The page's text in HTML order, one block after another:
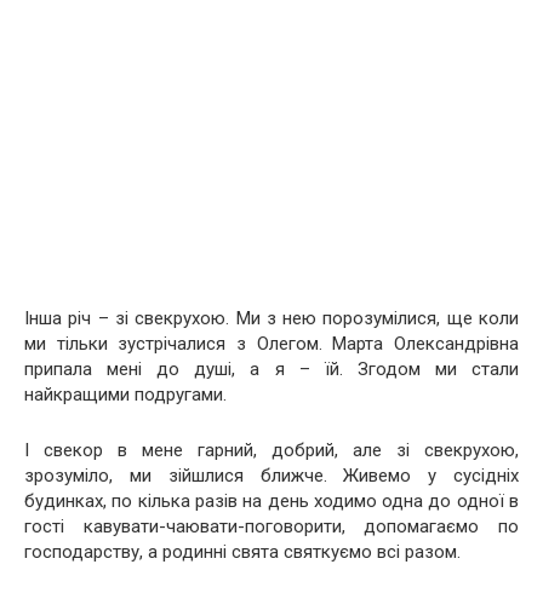
Інша річ – зі свекрухою. Ми з нею порозумілися, ще коли
ми тільки зустрічалися з Олегом. Марта Олександрівна
припала мені до душі, а я – їй. Згодом ми стали
найкращими подругами.
І свекор в мене гарний, добрий, але зі свекрухою,
зрозуміло, ми зійшлися ближче. Живемо у сусідніх
будинках, по кілька разів на день ходимо одна до одної в
гості кавувати-чаювати-поговорити, допомагаємо по
господарству, а родинні свята святкуємо всі разом.